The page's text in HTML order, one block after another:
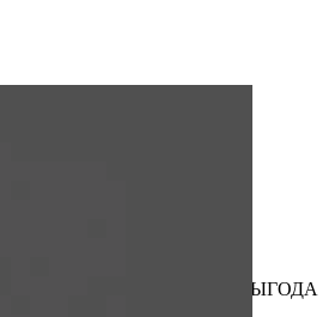
ВЫГОДА